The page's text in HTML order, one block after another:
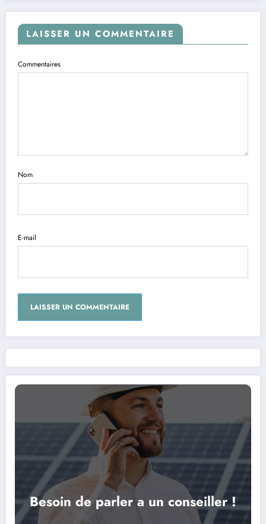
LAISSER UN COMMENTAIRE
Commentaires
Nom
E-mail
Besoin de parler a un conseiller !